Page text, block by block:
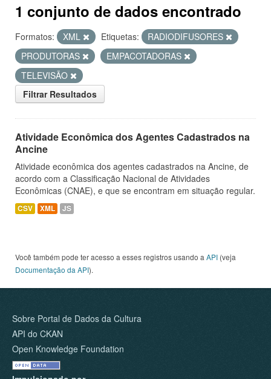
1 conjunto de dados encontrado
Formatos: XML Etiquetas:
RADIODIFUSORES
PRODUTORAS
EMPACOTADORAS
TELEVISÃO
Filtrar Resultados
Atividade Econômica dos Agentes Cadastrados na
Ancine
Atividade econômica dos agentes cadastrados na Ancine, de
acordo com a Classificação Nacional de Atividades
Econômicas (CNAE), e que se encontram em situação regular.
CSV XML JS
Você também pode ter acesso a esses registros usando a API (veja
Documentação da API).
Sobre Portal de Dados da Cultura
API do CKAN
Open Knowledge Foundation